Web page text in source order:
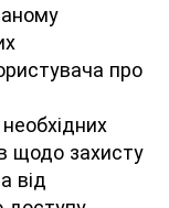
про
щодо захисту
від